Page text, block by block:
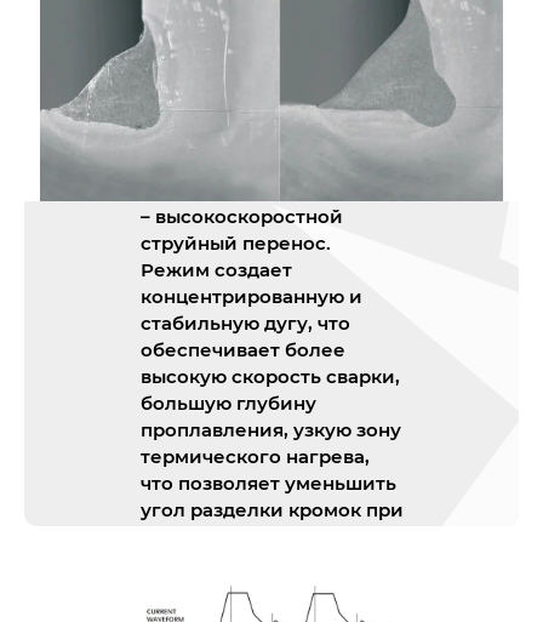
HSA (High Speed Spray Arc)
– высокоскоростной
струйный перенос.
Режим создает
концентрированную и
стабильную дугу, что
обеспечивает более
высокую скорость сварки,
большую глубину
проплавления, узкую зону
термического нагрева,
что позволяет уменьшить
угол разделки кромок при